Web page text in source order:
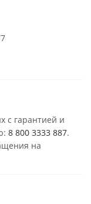
с гарантией и
8 800 3333 887.
на